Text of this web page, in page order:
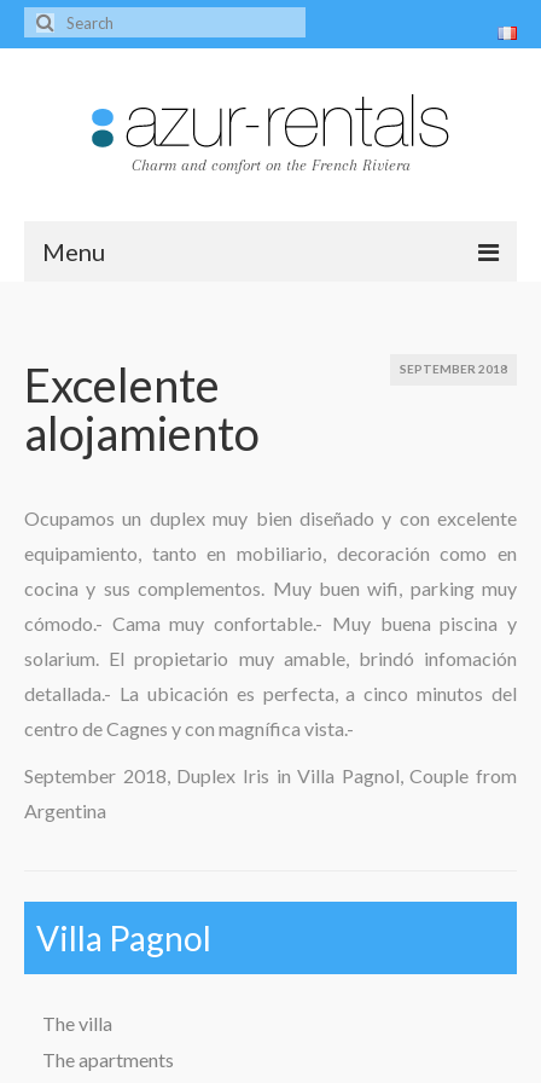
Charm and comfort on the French Riviera
Menu
The villas
Villa Peire-Long
Contact
The region
SEPTEMBER 2018
Excelente
alojamiento
Ocupamos un duplex muy bien diseñado y con excelente
equipamiento, tanto en mobiliario, decoración como en
cocina y sus complementos. Muy buen wifi, parking muy
cómodo.- Cama muy confortable.- Muy buena piscina y
solarium. El propietario muy amable, brindó infomación
detallada.- La ubicación es perfecta, a cinco minutos del
centro de Cagnes y con magnífica vista.-
September 2018, Duplex Iris in Villa Pagnol, Couple from
Argentina
Villa Pagnol
The villa
The apartments